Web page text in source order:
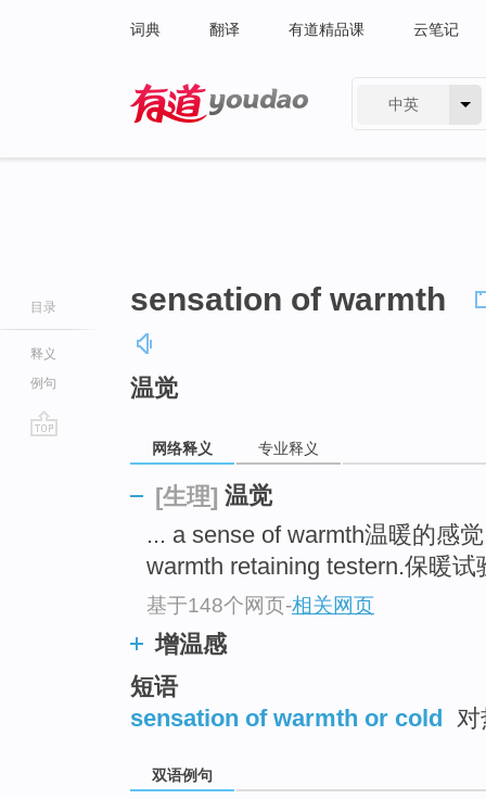
词典 翻译 有道精品课 云笔记
中英
目录
释义
例句
sensation of warmth
温觉
网络释义 专业释义
[生理] 温觉
... a sense of warmth温暖的感
warmth retaining testern.保暖试
基于148个网页-相关网页
增温感
短语
sensation of warmth or cold
双语例句